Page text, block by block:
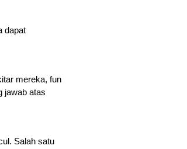
dapat
mereka, fun
jawab atas
Salah satu